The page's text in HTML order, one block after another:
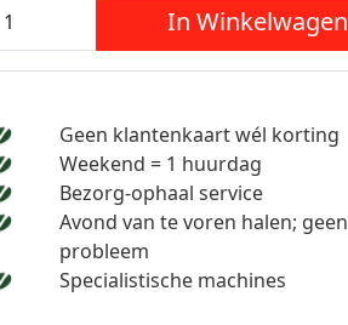
In Winkelwagen
Geen klantenkaart wél korting
Weekend = 1 huurdag
Bezorg-ophaal service
Avond van te voren halen; geen
probleem
Specialistische machines